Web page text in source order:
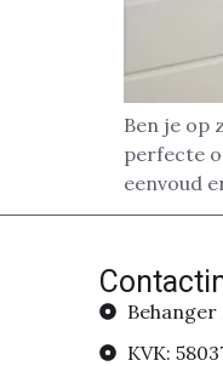
Ben je op
perfecte
eenvoud
KVK: